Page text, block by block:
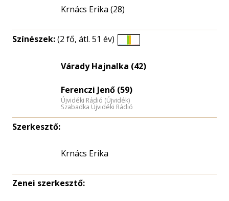
Krnács Erika (28)
Színészek:(2 fő, átl. 51 év)
eloszlás
Várady Hajnalka (42)
Ferenczi Jenő (59)
Újvidéki Rádió (Újvidék)
Szabadka Újvidéki Rádió
Szerkesztő:
Krnács Erika
Zenei szerkesztő: